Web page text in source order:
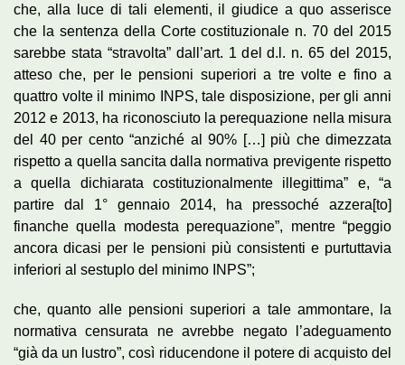
che, alla luce di tali elementi, il giudice a quo asserisce
che la sentenza della Corte costituzionale n. 70 del 2015
sarebbe stata “stravolta” dall’art. 1 del d.l. n. 65 del 2015,
atteso che, per le pensioni superiori a tre volte e fino a
quattro volte il minimo INPS, tale disposizione, per gli anni
2012 e 2013, ha riconosciuto la perequazione nella misura
del 40 per cento “anziché al 90% […] più che dimezzata
rispetto a quella sancita dalla normativa previgente rispetto
a quella dichiarata costituzionalmente illegittima” e, “a
partire dal 1° gennaio 2014, ha pressoché azzera[to]
finanche quella modesta perequazione”, mentre “peggio
ancora dicasi per le pensioni più consistenti e purtuttavia
inferiori al sestuplo del minimo INPS”;
che, quanto alle pensioni superiori a tale ammontare, la
normativa censurata ne avrebbe negato l’adeguamento
“già da un lustro”, così riducendone il potere di acquisto del